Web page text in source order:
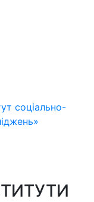
соціально-